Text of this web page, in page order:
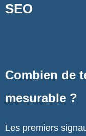
SEO
Combien de
mesurable ?
Les premiers